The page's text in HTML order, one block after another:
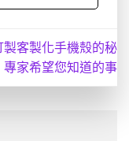
製客製化手機殼的秘
專家希望您知道的事